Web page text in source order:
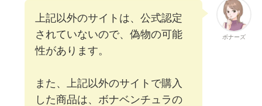
ボナーズ
上記以外のサイトは、公式認定
されていないので、偽物の可能
性があります。
また、上記以外のサイトで購入
した商品は、ボナベンチュラの